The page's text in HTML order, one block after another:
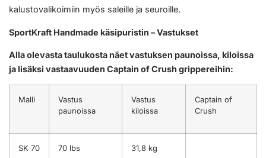
kalustovalikoimiin myös saleille ja seuroille.
SportKraft Handmade käsipuristin – Vastukset
Alla olevasta taulukosta näet vastuksen paunoissa, kiloissa
ja lisäksi vastaavuuden Captain of Crush grippereihin:
Malli
Vastus
paunoissa
Vastus
kiloissa
Captain of
Crush
SK 70 70 lbs 31,8 kg